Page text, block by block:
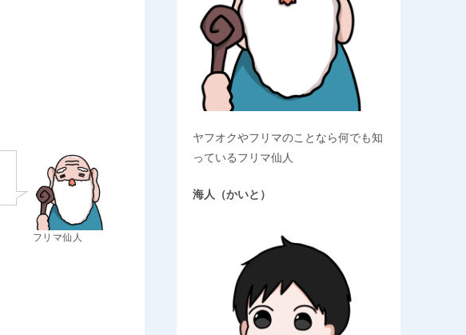
フリマ仙人
ヤフオクやフリマのことなら何でも知
っているフリマ仙人
海人（かいと）